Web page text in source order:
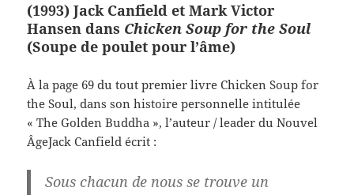
(1993) Jack Canfield et Mark Victor
Hansen dans Chicken Soup for the Soul
(Soupe de poulet pour l’âme)
À la page 69 du tout premier livre Chicken Soup for
the Soul, dans son histoire personnelle intitulée
« The Golden Buddha », l’auteur / leader du Nouvel
ÂgeJack Canfield écrit :
Sous chacun de nous se trouve un